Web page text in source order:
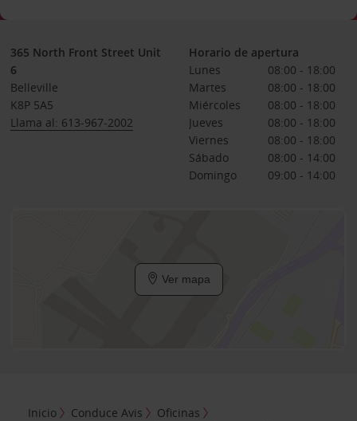
365 North Front Street Unit
6
Belleville
K8P 5A5
Llama al: 613-967-2002
Horario de apertura
Lunes
08:00 - 18:00
Martes
08:00 - 18:00
Miércoles
08:00 - 18:00
Jueves
08:00 - 18:00
Viernes
08:00 - 18:00
Sábado
08:00 - 14:00
Domingo
09:00 - 14:00
Ver mapa
Inicio Conduce Avis
Oficinas